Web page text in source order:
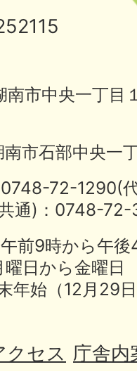
市中央一丁目
市石部中央一
0748-72-
通)：0748-
前9時から午
日から金曜日
年始（12月29
クセス 庁舎内